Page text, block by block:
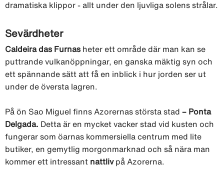
dramatiska klippor - allt under den ljuvliga solens strålar.
Sevärdheter
Caldeira das Furnas heter ett område där man kan se
puttrande vulkanöppningar, en ganska mäktig syn och
ett spännande sätt att få en inblick i hur jorden ser ut
under de översta lagren.
På ön Sao Miguel finns Azorernas största stad – Ponta
Delgada. Detta är en mycket vacker stad vid kusten och
fungerar som öarnas kommersiella centrum med lite
butiker, en gemytlig morgonmarknad och så nära man
kommer ett intressant nattliv på Azorerna.